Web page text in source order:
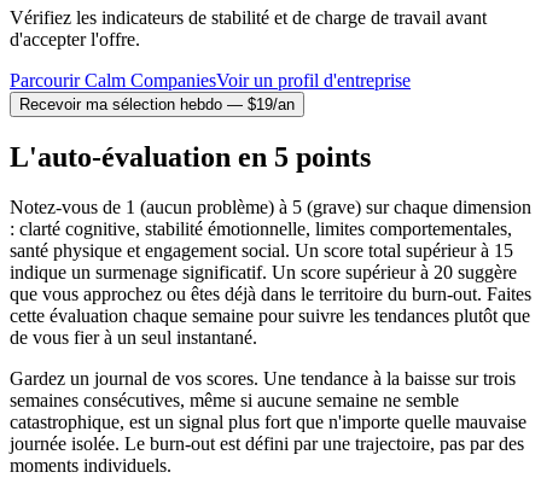
Vérifiez les indicateurs de stabilité et de charge de travail avant
d'accepter l'offre.
Parcourir Calm CompaniesVoir un profil d'entreprise
Recevoir ma sélection hebdo — $19/an
L'auto-évaluation en 5 points
Notez-vous de 1 (aucun problème) à 5 (grave) sur chaque dimension
: clarté cognitive, stabilité émotionnelle, limites comportementales,
santé physique et engagement social. Un score total supérieur à 15
indique un surmenage significatif. Un score supérieur à 20 suggère
que vous approchez ou êtes déjà dans le territoire du burn-out. Faites
cette évaluation chaque semaine pour suivre les tendances plutôt que
de vous fier à un seul instantané.
Gardez un journal de vos scores. Une tendance à la baisse sur trois
semaines consécutives, même si aucune semaine ne semble
catastrophique, est un signal plus fort que n'importe quelle mauvaise
journée isolée. Le burn-out est défini par une trajectoire, pas par des
moments individuels.